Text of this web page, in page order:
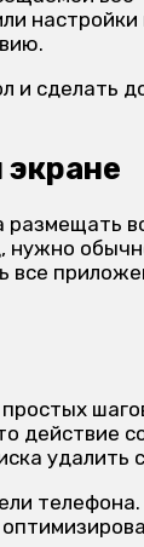
и сделать
действие